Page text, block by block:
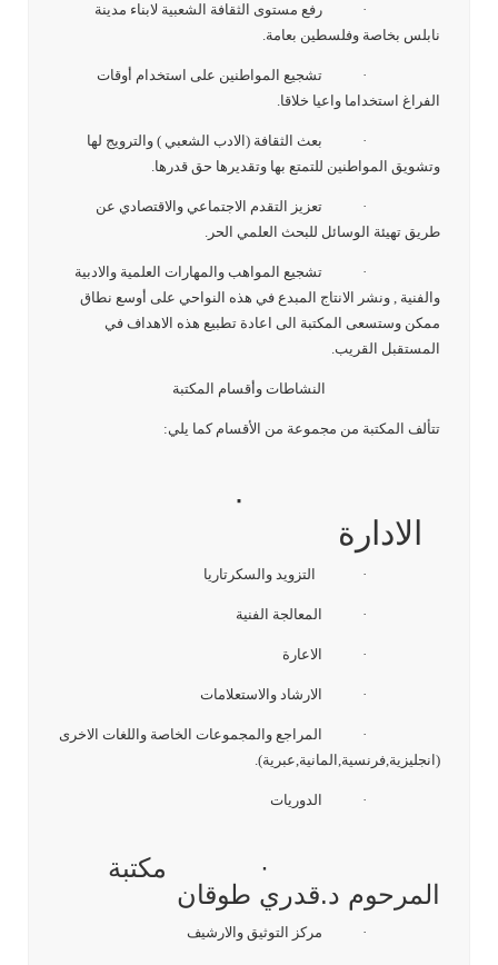
· رفع مستوى الثقافة الشعبية لابناء مدينة
نابلس بخاصة وفلسطين بعامة.
· تشجيع المواطنين على استخدام أوقات
الفراغ استخداما واعيا خلاقا.
· بعث الثقافة (الادب الشعبي ) والترويج لها
وتشويق المواطنين للتمتع بها وتقديرها حق قدرها.
· تعزيز التقدم الاجتماعي والاقتصادي عن
طريق تهيئة الوسائل للبحث العلمي الحر.
· تشجيع المواهب والمهارات العلمية والادبية
والفنية , ونشر الانتاج المبدع في هذه النواحي على أوسع نطاق
ممكن وستسعى المكتبة الى اعادة تطبيع هذه الاهداف في
المستقبل القريب.
النشاطات وأقسام المكتبة
تتألف المكتبة من مجموعة من الأقسام كما يلي:
·
الادارة
· التزويد والسكرتاريا
· المعالجة الفنية
· الاعارة
· الارشاد والاستعلامات
· المراجع والمجموعات الخاصة واللغات الاخرى
(انجليزية,فرنسية,المانية,عبرية).
· الدوريات
· مكتبة
المرحوم د.قدري طوقان
· مركز التوثيق والارشيف